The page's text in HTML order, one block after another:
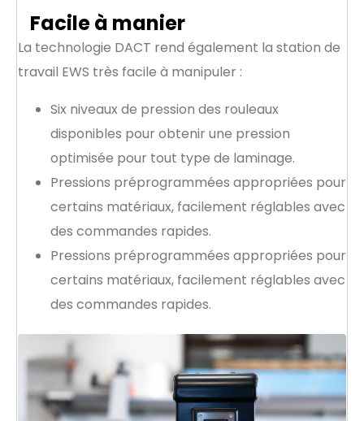
Facile à manier
La technologie DACT rend également la station de
travail EWS très facile à manipuler :
Six niveaux de pression des rouleaux
disponibles pour obtenir une pression
optimisée pour tout type de laminage.
Pressions préprogrammées appropriées pour
certains matériaux, facilement réglables avec
des commandes rapides.
Pressions préprogrammées appropriées pour
certains matériaux, facilement réglables avec
des commandes rapides.